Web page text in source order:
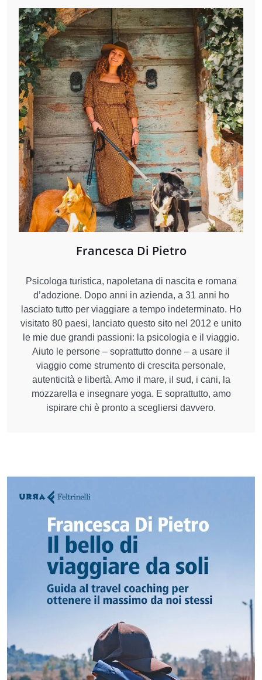
Francesca Di Pietro
Psicologa turistica, napoletana di nascita e romana
d’adozione. Dopo anni in azienda, a 31 anni ho
lasciato tutto per viaggiare a tempo indeterminato. Ho
visitato 80 paesi, lanciato questo sito nel 2012 e unito
le mie due grandi passioni: la psicologia e il viaggio.
Aiuto le persone – soprattutto donne – a usare il
viaggio come strumento di crescita personale,
autenticità e libertà. Amo il mare, il sud, i cani, la
mozzarella e insegnare yoga. E soprattutto, amo
ispirare chi è pronto a scegliersi davvero.